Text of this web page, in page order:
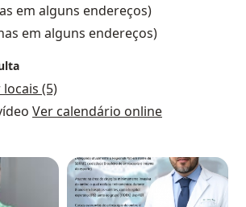
em alguns endereços)
em alguns endereços)
locais (5)
Ver calendário online